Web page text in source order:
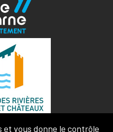
et vous donne le contrôle